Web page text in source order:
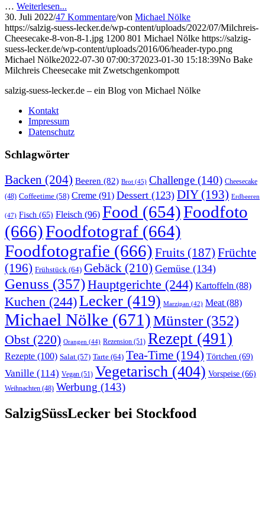
… Weiterlesen...
30. Juli 2022/47 Kommentare/von Michael Nölke
https://salzig-suess-lecker.de/wp-content/uploads/2022/07/Milchreis-
Cheesecake-8-von-8-1.jpg 1200 801 Michael Nölke https://salzig-
suess-lecker.de/wp-content/uploads/2016/06/header-typo.png
Michael Nölke2022-07-30 07:00:372023-01-30 15:18:39No Bake
Milchreis Cheesecake mit Zwetschgenkompott
salzig-suess-lecker.de – ein Blog von Michael Nölke
Kontakt
Impressum
Datenschutz
Schlagwörter
Backen (204) Beeren (82) Brot (45) Challenge (140) Cheesecake
(48) Coffeetime (58) Creme (91) Dessert (123) DIY(193) Erdbeeren
(47) Fisch (65) Fleisch (96) Food (654)Foodfoto
(666)Foodfotograf (664)
Foodfotografie (666) Fruits (187) Früchte
(196) Frühstück (64) Gebäck (210) Gemüse (134)
Genuss (357)Hauptgerichte (244) Kartoffeln (88)
Kuchen (244)Lecker (419) Marzipan (42) Meat (88)
Michael Nölke (671)Münster(352)
Obst (220) Orangen (44) Rezension (51) Rezept (491)
Rezepte (100) Salat (57) Tarte (64) Tea-Time (194) Törtchen (69)
Vanille (114) Vegan (51) Vegetarisch (404) Vorspeise (66)
Weihnachten (48) Werbung (143)
SalzigSüssLecker bei Stockfood